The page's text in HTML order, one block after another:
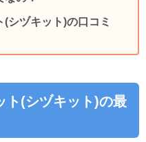
シヅキット)の口コミ
ト(シヅキット)の最